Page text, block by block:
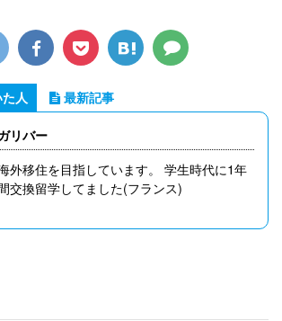
人 最新記事
リバー
外移住を目指しています。 学生時代に1年
交換留学してました(フランス)